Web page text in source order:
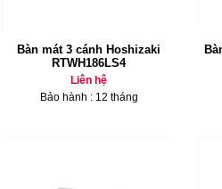
Bàn mát 3 cánh Hoshizaki
RTWH186LS4
Liên hệ
Bảo hành : 12 tháng